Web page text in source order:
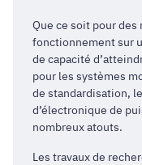
Que ce soit pour des
fonctionnement sur
de capacité
pour les systèmes
de standardisation,
d’électronique de
nombreux atouts.
Les travaux de